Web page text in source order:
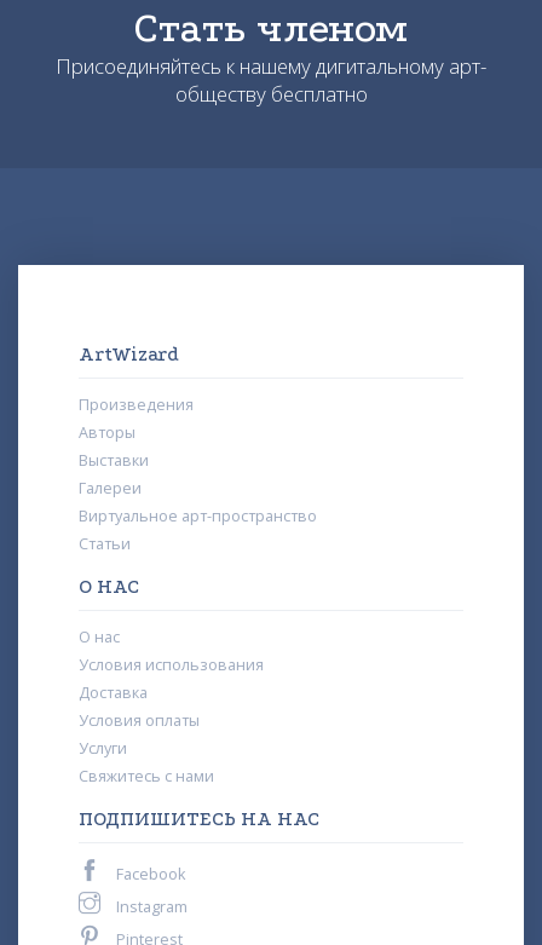
Стать членом
Присоединяйтесь к нашему дигитальному арт-
обществу бесплатно
ArtWizard
Произведения
Авторы
Выставки
Галереи
Виртуальное арт-пространство
Статьи
О НАС
О нас
Условия использования
Доставка
Условия оплаты
Услуги
Свяжитесь с нами
ПОДПИШИТЕСЬ НА НАС
Facebook
Instagram
Pinterest